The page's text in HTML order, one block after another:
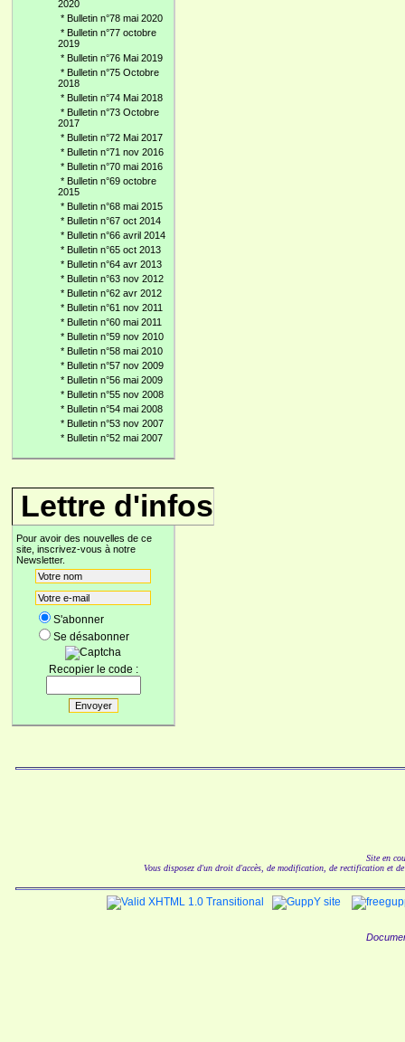
2020
* Bulletin n°78 mai 2020
* Bulletin n°77 octobre
2019
* Bulletin n°76 Mai 2019
* Bulletin n°75 Octobre
2018
* Bulletin n°74 Mai 2018
* Bulletin n°73 Octobre
2017
* Bulletin n°72 Mai 2017
* Bulletin n°71 nov 2016
* Bulletin n°70 mai 2016
* Bulletin n°69 octobre
2015
* Bulletin n°68 mai 2015
* Bulletin n°67 oct 2014
* Bulletin n°66 avril 2014
* Bulletin n°65 oct 2013
* Bulletin n°64 avr 2013
* Bulletin n°63 nov 2012
* Bulletin n°62 avr 2012
* Bulletin n°61 nov 2011
* Bulletin n°60 mai 2011
* Bulletin n°59 nov 2010
* Bulletin n°58 mai 2010
* Bulletin n°57 nov 2009
* Bulletin n°56 mai 2009
* Bulletin n°55 nov 2008
* Bulletin n°54 mai 2008
* Bulletin n°53 nov 2007
* Bulletin n°52 mai 2007
Lettre d'infos
Pour avoir des nouvelles de ce
site, inscrivez-vous à notre
Newsletter.
S'abonner
Se désabonner
Recopier le code :
Site en
Vous disposez d'un droit d'accès, de modification, de rectification et